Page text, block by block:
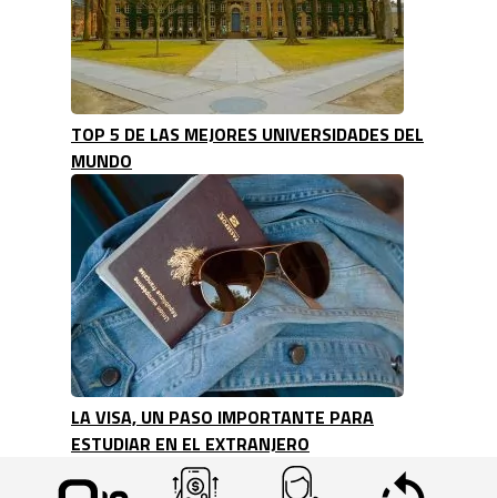
TOP 5 DE LAS MEJORES UNIVERSIDADES DEL
MUNDO
LA VISA, UN PASO IMPORTANTE PARA
ESTUDIAR EN EL EXTRANJERO